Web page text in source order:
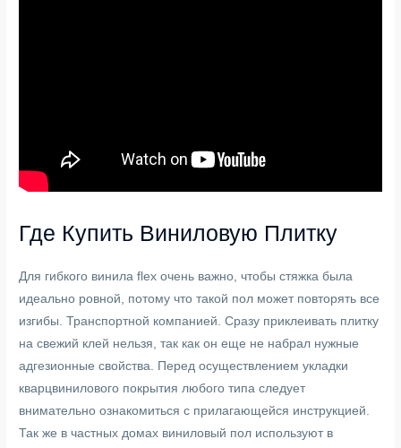
Где Купить Виниловую Плитку
Для гибкого винила flex очень важно, чтобы стяжка была
идеально ровной, потому что такой пол может повторять все
изгибы. Транспортной компанией. Сразу приклеивать плитку
на свежий клей нельзя, так как он еще не набрал нужные
адгезионные свойства. Перед осуществлением укладки
кварцвинилового покрытия любого типа следует
внимательно ознакомиться с прилагающейся инструкцией.
Так же в частных домах виниловый пол используют в